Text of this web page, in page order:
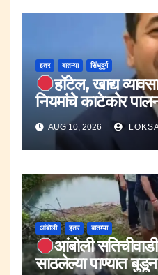
इतर बातम्या सिंधुदुर्ग
हॉटेल, खाद्य
नियमांचे काटेकोर
नितेश राणे.
AUG 10, 2026
आंबोली इतर बातम्या
आंबोली
साठलेल्या पाण्यात